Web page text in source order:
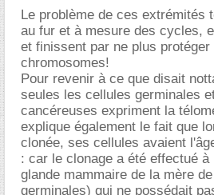
Le problème de ces extrémités
au fur et à mesure des cycles,
et finissent par ne plus
chromosomes!
Pour revenir à ce que disait
seules les cellules germinales
cancéreuses expriment la
explique également le fait que
clonée, ses cellules avaient
: car le clonage a été effectué
glande mammaire de la mère
germinales) qui ne possédait